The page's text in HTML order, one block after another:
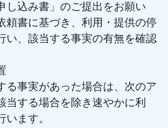
し込み書」のご提出をお願い
頼書に基づき、利用・提供の停
い、該当する事実の有無を確認
る事実があった場合は、次のア
当する場合を除き速やかに利
ます。